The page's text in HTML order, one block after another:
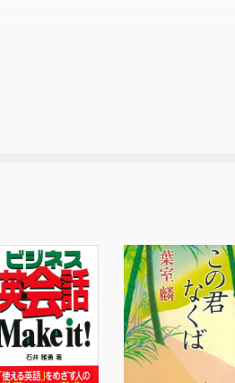
なあ』と感じている人も増えてい
と高まるのでしょうか。一緒に考